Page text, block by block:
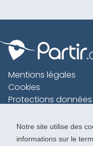
Notre site utilise des
informations sur le
Mentions légales
Cookies
Protections données
Charte voyageur
Copyright 1996-2026